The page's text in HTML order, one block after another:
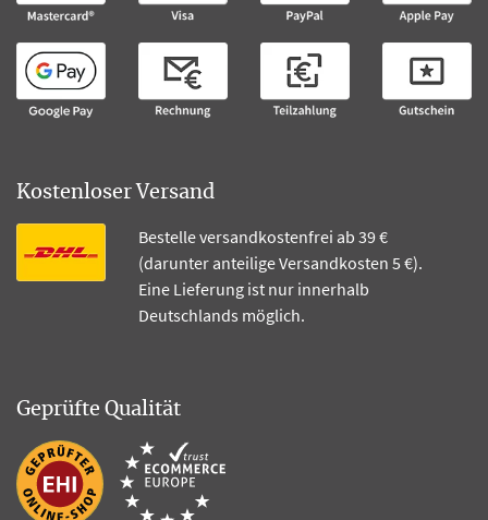
Kostenloser Versand
Bestelle versandkostenfrei ab 39 €
(darunter anteilige Versandkosten 5 €).
Eine Lieferung ist nur innerhalb
Deutschlands möglich.
Geprüfte Qualität